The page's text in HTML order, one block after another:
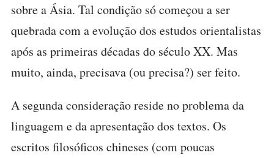
sobre a Ásia. Tal condição só começou a ser
quebrada com a evolução dos estudos orientalistas
após as primeiras décadas do século XX. Mas
muito, ainda, precisava (ou precisa?) ser feito.
A segunda consideração reside no problema da
linguagem e da apresentação dos textos. Os
escritos filosóficos chineses (com poucas